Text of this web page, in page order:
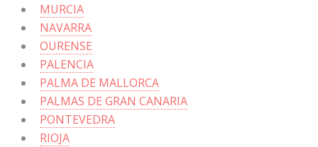
MURCIA
NAVARRA
OURENSE
PALENCIA
PALMA DE MALLORCA
PALMAS DE GRAN CANARIA
PONTEVEDRA
RIOJA